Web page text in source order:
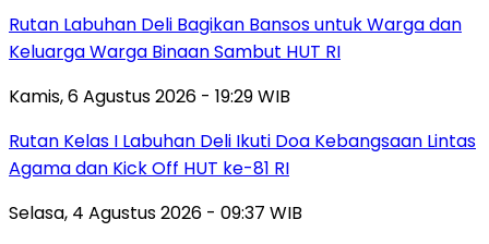
Rutan Labuhan Deli Bagikan Bansos untuk Warga dan
Keluarga Warga Binaan Sambut HUT RI
Kamis, 6 Agustus 2026 - 19:29 WIB
Rutan Kelas I Labuhan Deli Ikuti Doa Kebangsaan Lintas
Agama dan Kick Off HUT ke-81 RI
Selasa, 4 Agustus 2026 - 09:37 WIB